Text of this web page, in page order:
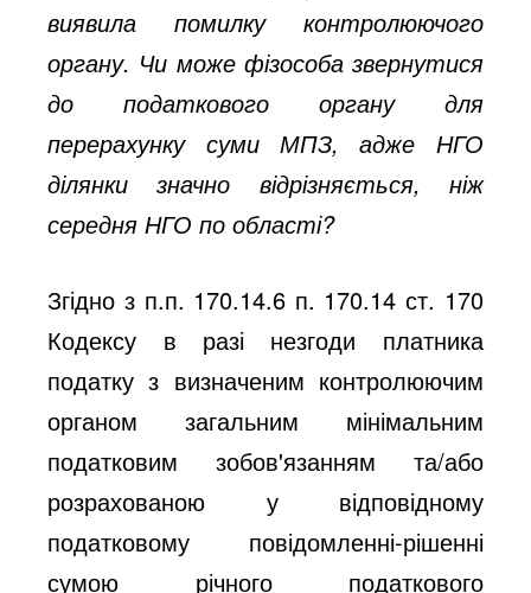
виявила помилку контролюючого
органу. Чи може фізособа звернутися
до податкового органу для
перерахунку суми МПЗ, адже НГО
ділянки значно відрізняється, ніж
середня НГО по області?
Згідно з п.п. 170.14.6 п. 170.14 ст. 170
Кодексу в разі незгоди платника
податку з визначеним контролюючим
органом загальним мінімальним
податковим зобов'язанням та/або
розрахованою у відповідному
податковому повідомленні-рішенні
сумою річного податкового